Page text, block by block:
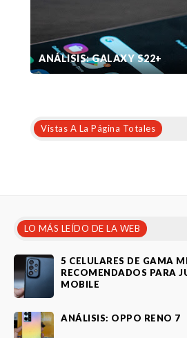
ANÁLISIS: GALAXY S22+
Vistas A La Página Totales
LO MÁS LEÍDO DE LA WEB
5 CELULARES DE GAMA
RECOMENDADOS PARA
MOBILE
ANÁLISIS: OPPO RENO 7